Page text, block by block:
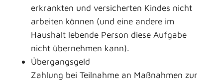
erkrankten und versicherten Kindes nicht
arbeiten können (und eine andere im
Haushalt lebende Person diese Aufgabe
nicht übernehmen kann).
Übergangsgeld
Zahlung bei Teilnahme an Maßnahmen zur